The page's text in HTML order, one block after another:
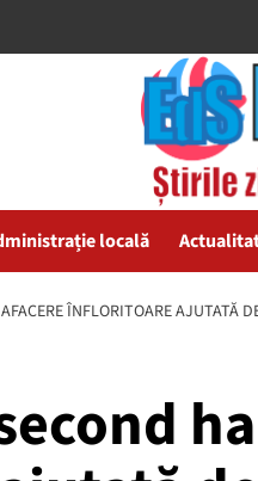
locală
ÎNFLORITOARE AJUTATĂ